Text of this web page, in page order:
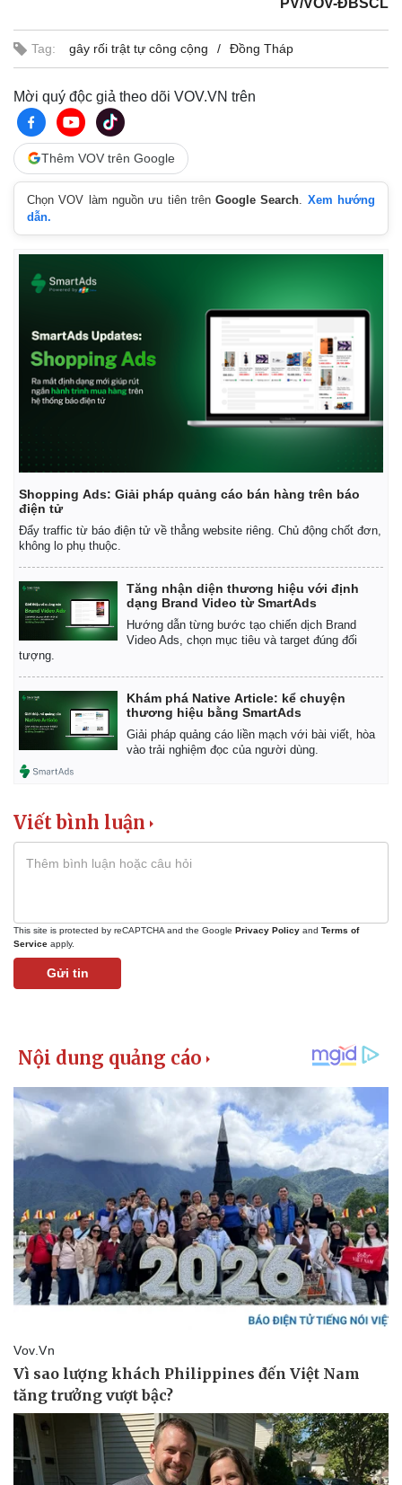
Bất động sản
Khởi nghiệp
Giá vàng
Tag: gây rối trật tự công cộng Đồng Tháp
Mời quý độc giả theo dõi VOV.VN trên
Thêm VOV trên Google
Chọn VOV làm nguồn ưu tiên trênGoogle Search
Xem hướng
dẫn.
Shopping Ads: Giải pháp quảng cáo bán hàng trên báo
điện tử
Đẩy traffic từ báo điện tử về thẳng website riêng. Chủ động chốt đơn,
không lo phụ thuộc.
Tăng nhận diện thương hiệu với định
dạng Brand Video từ SmartAds
Hướng dẫn từng bước tạo chiến dịch Brand
Video Ads, chọn mục tiêu và target đúng đối
tượng.
Khám phá Native Article: kể chuyện
thương hiệu bằng SmartAds
Giải pháp quảng cáo liền mạch với bài viết, hòa
vào trải nghiệm đọc của người dùng.
Viết bình luận
This site is protected by reCAPTCHA and the Google Privacy Policy and Terms of
Service apply.
Gửi tin